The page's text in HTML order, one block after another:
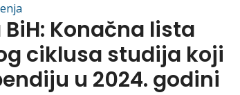
Konačna lista
ciklusa studija koji
u 2024. godini